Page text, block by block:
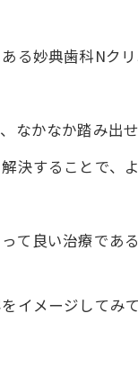
る妙典歯科Nクリ
なかなか踏み出
決することで、
て良い治療であ
イメージしてみ